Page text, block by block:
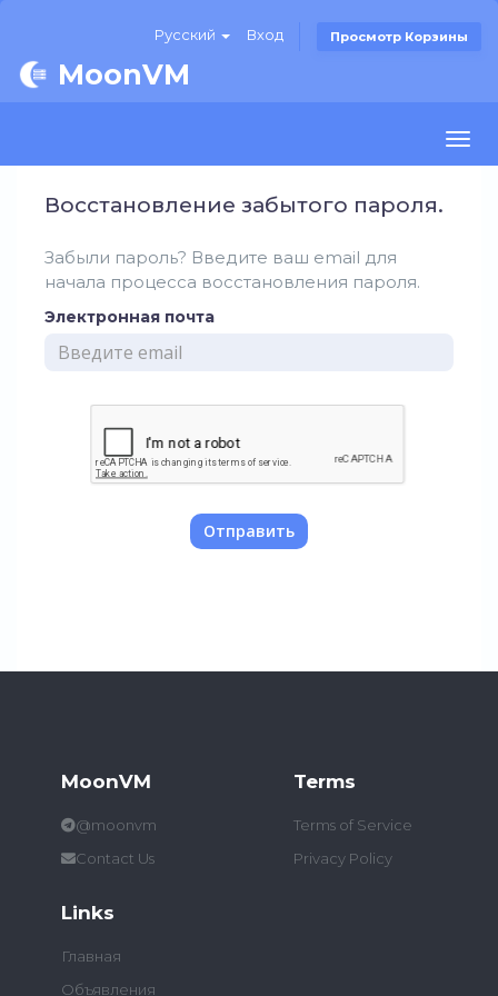
Русский Вход Просмотр Корзины
MoonVM
Восстановление забытого пароля.
Забыли пароль? Введите ваш email для
начала процесса восстановления пароля.
Электронная почта
Отправить
MoonVM
@moonvm
Contact Us
Terms
Terms of Service
Privacy Policy
Links
Главная
Объявления